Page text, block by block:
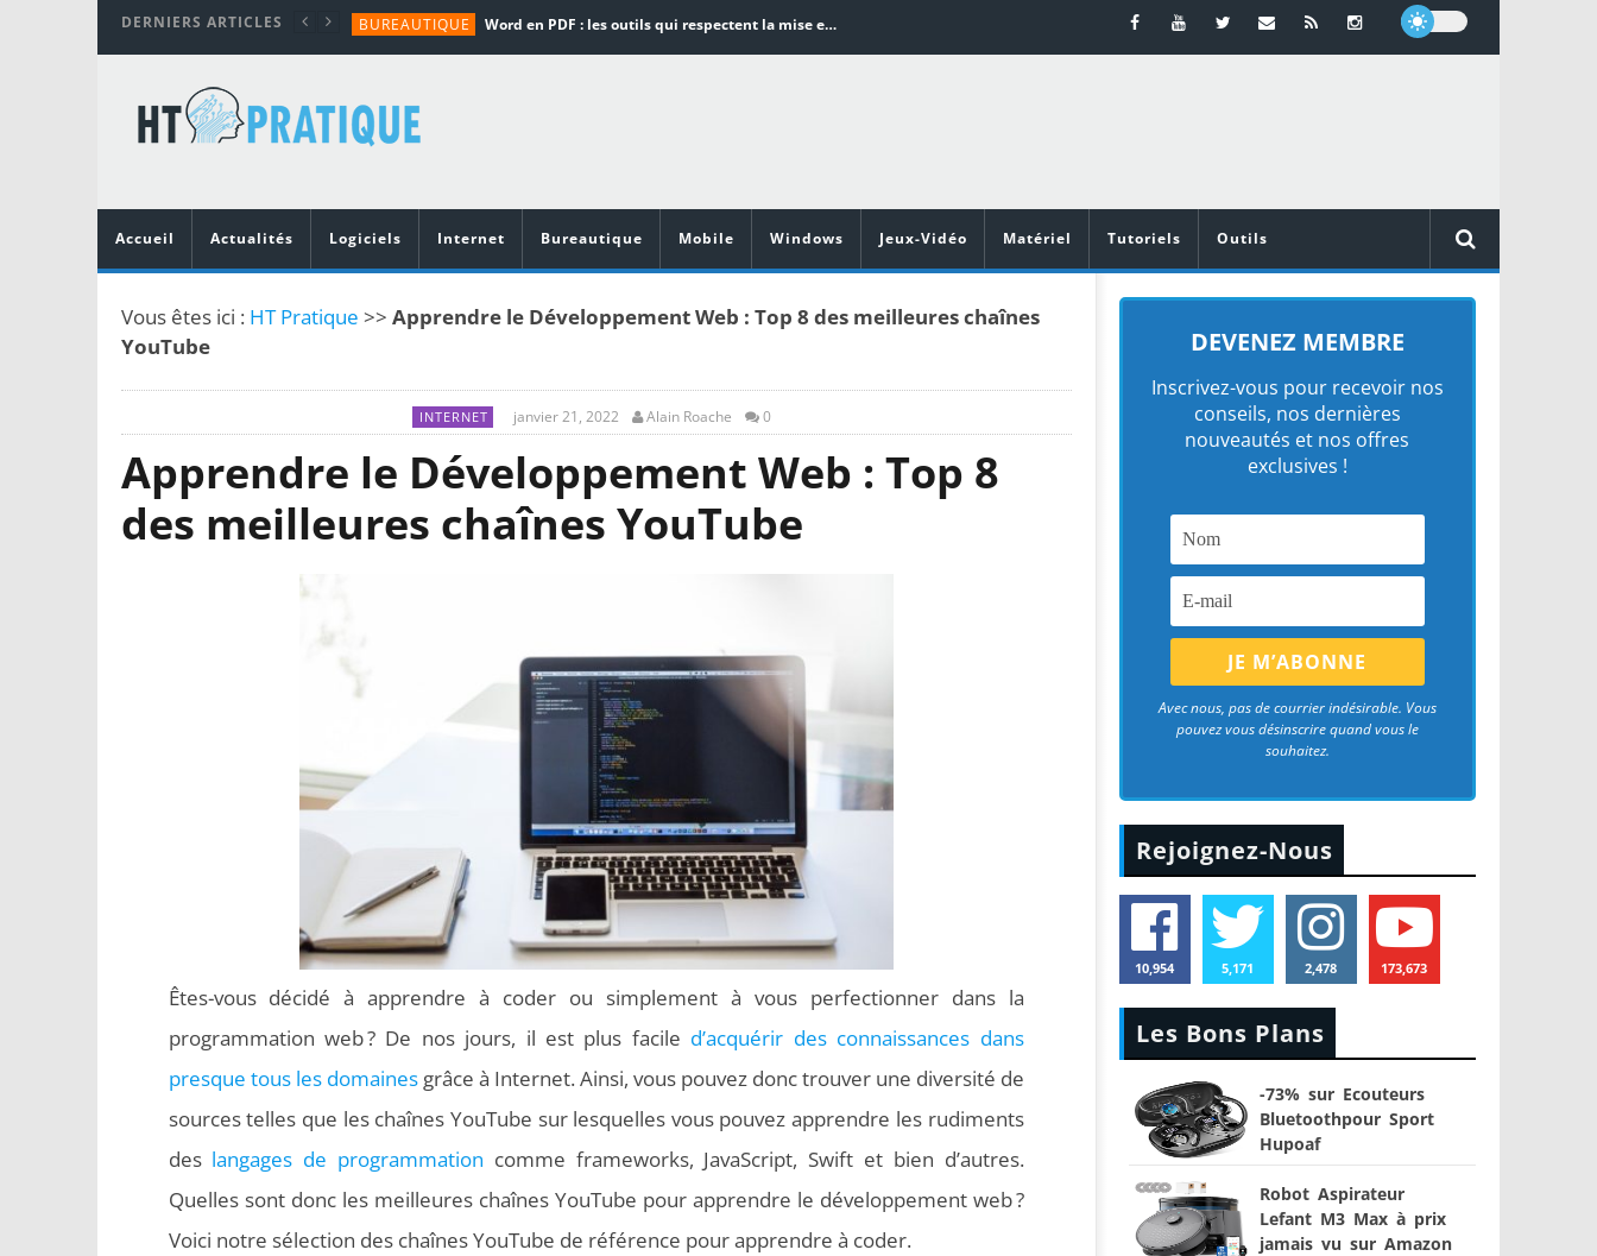
DERNIERS ARTICLES BUREAUTIQUE Word en PDF : les outils qui respectent la mise en page
TUTORIALS
MATÉRIEL
Vidéoprojecteurs Asus : Top 6 des meilleurs modèles de la marque
Accueil
Actualités Logiciels Internet Bureautique Mobile Windows Jeux-Vidéo Matériel Tutoriels Outils
Vous êtes ici : HT Pratique >> Apprendre le Développement Web : Top 8 des meilleures chaînes
YouTube
INTERNET janvier 21, 2022 Alain Roache 0
Apprendre le Développement Web : Top 8
des meilleures chaînes YouTube
Êtes-vous décidé à apprendre à coder ou simplement à vous perfectionner dans la
programmation web ? De nos jours, il est plus facile d’acquérir des connaissances dans
presque tous les domainesgrâce à Internet. Ainsi, vous pouvez donc trouver une diversité de
sources telles que les chaînes YouTube sur lesquelles vous pouvez apprendre les rudiments
des langages de programmation comme frameworks, JavaScript, Swift et bien d’autres.
Quelles sont donc les meilleures chaînes YouTube pour apprendre le développement web ?
Voici notre sélection des chaînes YouTube de référence pour apprendre à coder.
DEVENEZ MEMBRE
Inscrivez-vous pour recevoir nos
conseils, nos dernières
nouveautés et nos offres
exclusives !
Avec nous, pas de courrier indésirable. Vous
pouvez vous désinscrire quand vous le
souhaitez.
Rejoignez-Nous
10,954 5,171 2,478 173,673
Les Bons Plans
-73% sur Ecouteurs
Bluetoothpour Sport
Hupoaf
Robot Aspirateur
Lefant M3 Max à prix
jamais vu sur Amazon